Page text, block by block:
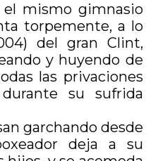
el mismo gimnasio
torpemente, a lo
del gran Clint,
y huyendo de
las privaciones
su sufrida
garchando desde
deja a su